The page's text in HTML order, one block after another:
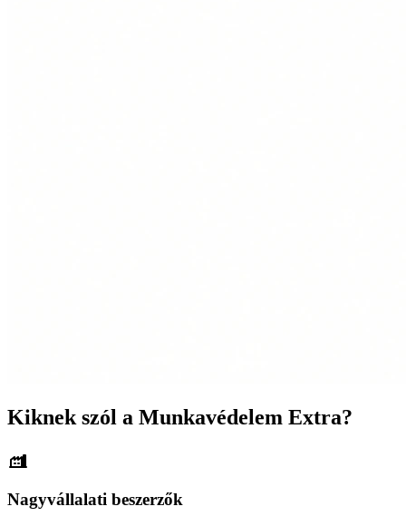
Kiknek szól a Munkavédelem Extra?
Nagyvállalati beszerzők